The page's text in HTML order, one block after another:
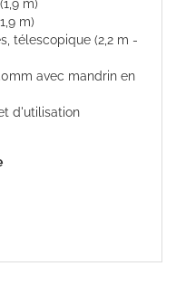
m)
m)
télescopique (2,2 m -
avec mandrin en
d'utilisation